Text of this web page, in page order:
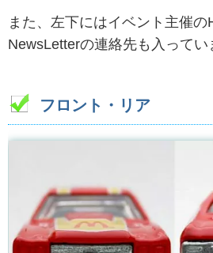
また、左下にはイベント主催の
NewsLetterの連絡先も入ってい
フロント・リア